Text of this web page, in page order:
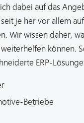
dabei auf das
je her vor allem auf
Wir wissen daher,
können.
ERP-
Betriebe